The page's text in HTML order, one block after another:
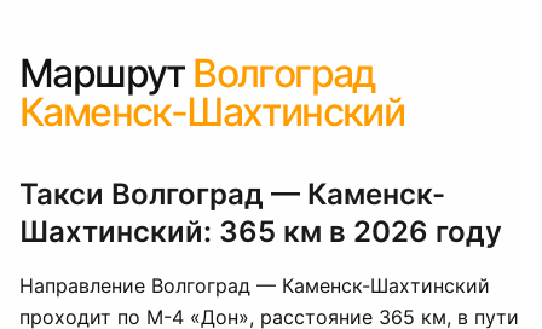
Маршрут Волгоград
Каменск-Шахтинский
Такси Волгоград — Каменск-
Шахтинский: 365 км в 2026 году
Направление Волгоград — Каменск-Шахтинский
проходит по М-4 «Дон», расстояние 365 км, в пути